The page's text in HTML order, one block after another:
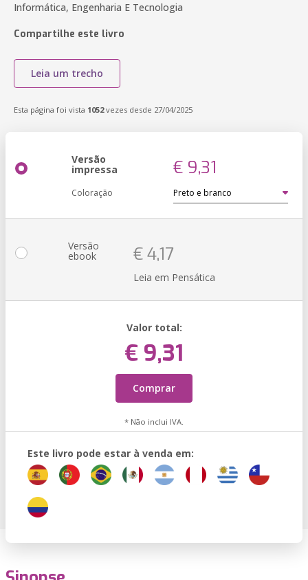
Informática, Engenharia E Tecnologia
Compartilhe este livro
Leia um trecho
Esta página foi vista 1052vezes desde 27/04/2025
Versão
impressa € 9,31
Coloração
Versão
ebook € 4,17
Leia em Pensática
Valor total:
€ 9,31
Comprar
* Não inclui IVA.
Este livro pode estar à venda em: